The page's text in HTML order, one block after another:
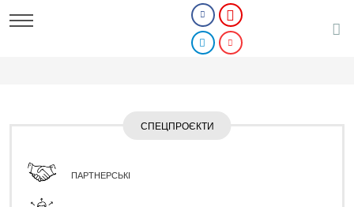
СПЕЦПРОЄКТИ
ПАРТНЕРСЬКІ